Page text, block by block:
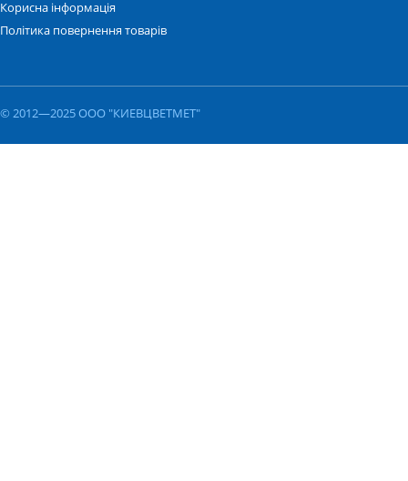
Корисна інформація
Політика повернення товарів
© 2012—2025 ООО "КИЕВЦВЕТМЕТ"